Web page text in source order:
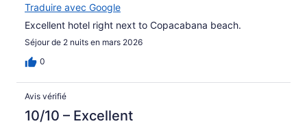
Traduire avec Google
Excellent hotel right next to Copacabana beach.
Séjour de 2 nuits en mars 2026
0
Avis vérifié
10/10 – Excellent